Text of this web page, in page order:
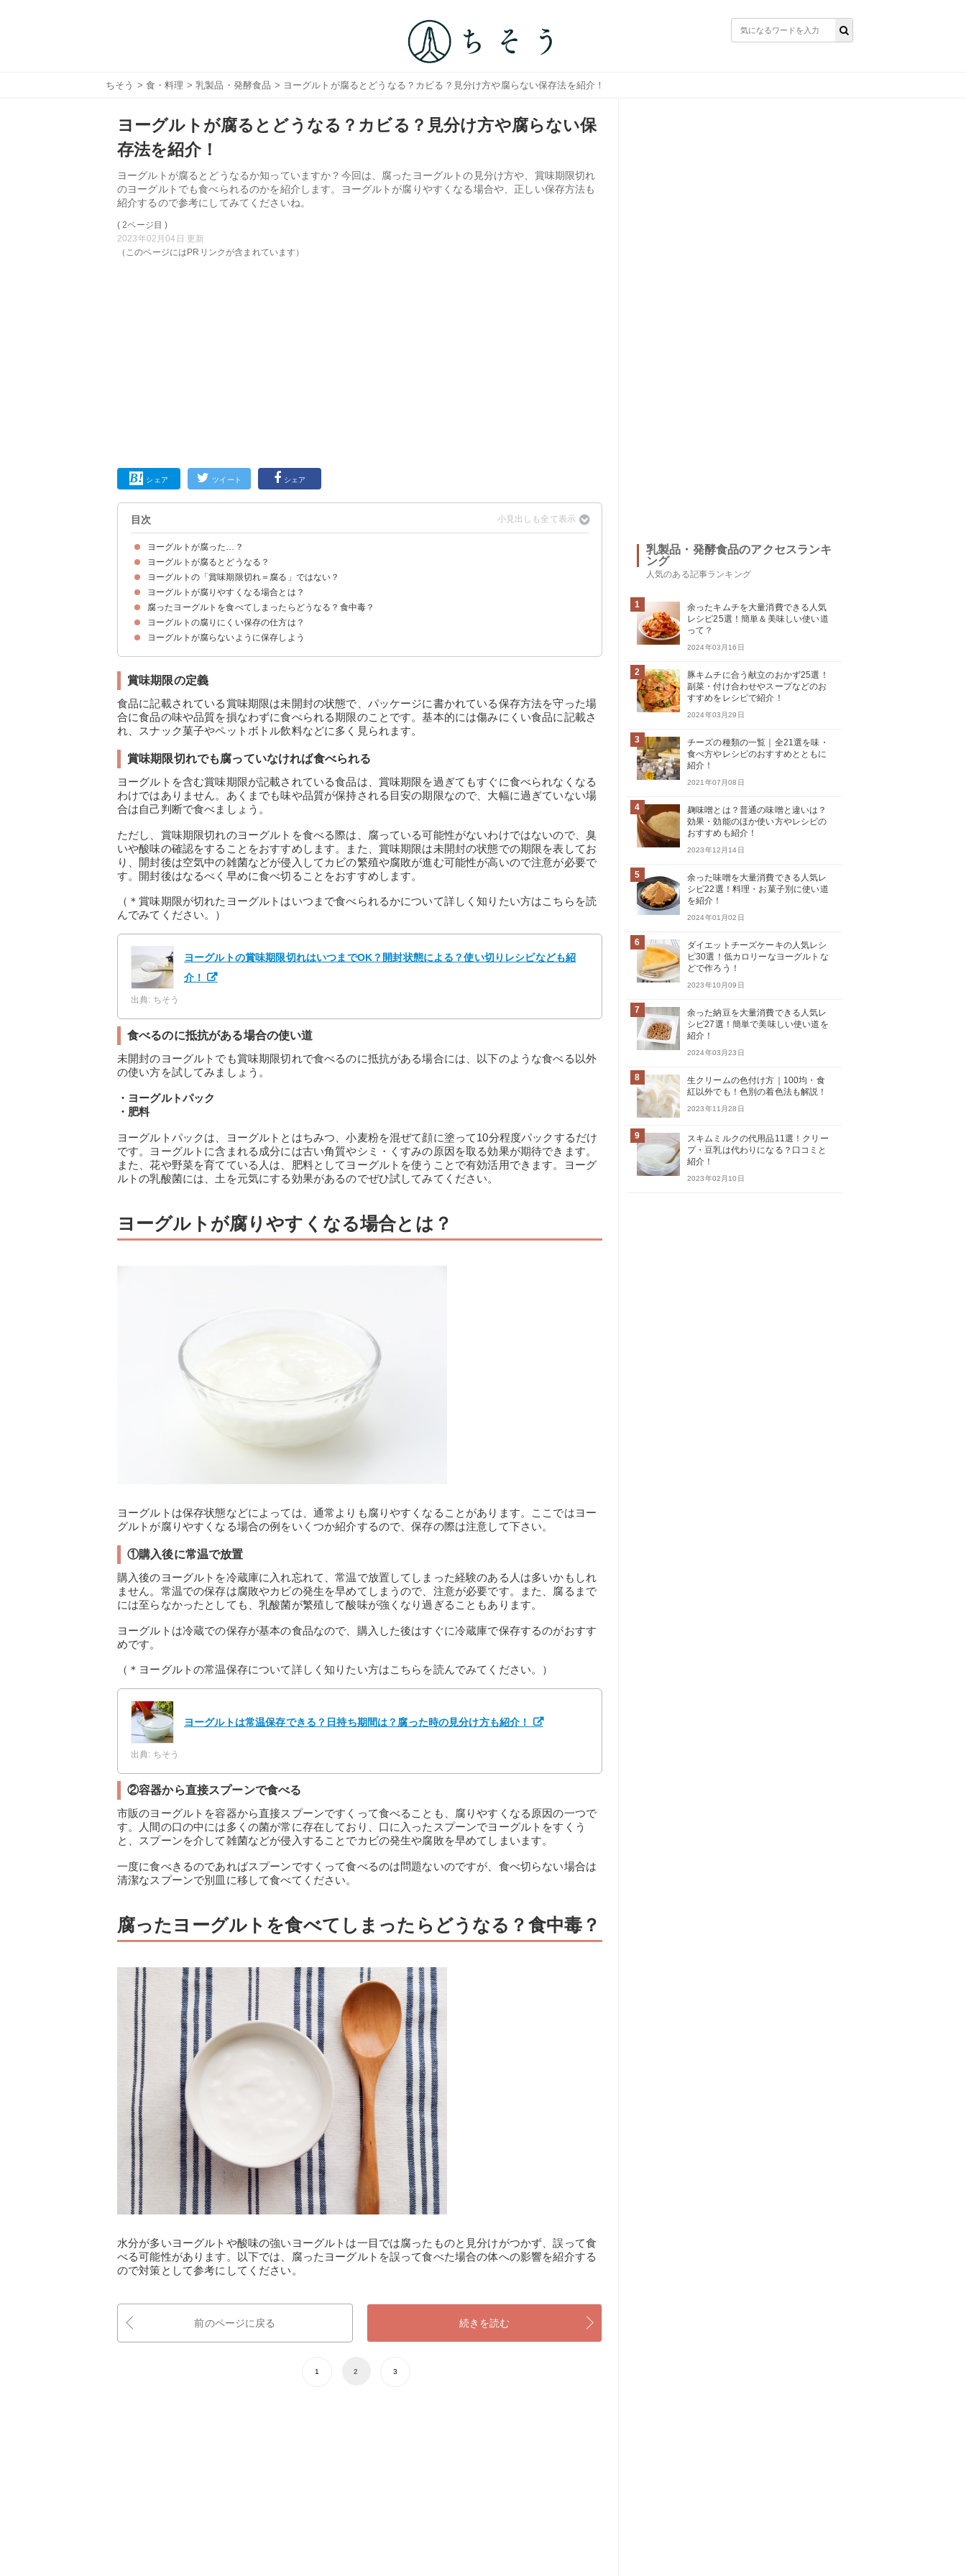
ちそう > 食・料理 >乳製品・発酵食品 > ヨーグルトが腐るとどうなる？カビる？見分け方や腐らない保存法を紹介！
ヨーグルトが腐るとどうなる？カビる？見分け方や腐らない保
存法を紹介！
ヨーグルトが腐るとどうなるか知っていますか？今回は、腐ったヨーグルトの見分け方や、賞味期限切れ
のヨーグルトでも食べられるのかを紹介します。ヨーグルトが腐りやすくなる場合や、正しい保存方法も
紹介するので参考にしてみてくださいね。
( 2ページ目 )
2023年02月04日 更新
（このページにはPRリンクが含まれています）
シェア ツイート シェア
目次
ヨーグルトが腐った…？
手作りのヨーグルトは腐りやすい
ヨーグルトが腐るとどうなる？
①カビが生え変色している
②水分が多い
③味・臭いがいつもと違う
ヨーグルトの「賞味期限切れ＝腐る」ではない？
賞味期限の定義
賞味期限切れでも腐っていなければ食べられる
食べるのに抵抗がある場合の使い道
ヨーグルトが腐りやすくなる場合とは？
①購入後に常温で放置
②容器から直接スプーンで食べる
腐ったヨーグルトを食べてしまったらどうなる？食中毒？
少量であれば基本問題はない
ヨーグルトの腐りにくい保存の仕方は？
①基本は冷蔵庫で保存する
②日持ちさせたい場合は冷凍する
ヨーグルトが腐らないように保存しよう
賞味期限の定義
食品に記載されている賞味期限は未開封の状態で、パッケージに書かれている保存方法を守った場
合に食品の味や品質を損なわずに食べられる期限のことです。基本的には傷みにくい食品に記載さ
れ、スナック菓子やペットボトル飲料などに多く見られます。
賞味期限切れでも腐っていなければ食べられる
ヨーグルトを含む賞味期限が記載されている食品は、賞味期限を過ぎてもすぐに食べられなくなる
わけではありません。あくまでも味や品質が保持される目安の期限なので、大幅に過ぎていない場
合は自己判断で食べましょう。
ただし、賞味期限切れのヨーグルトを食べる際は、腐っている可能性がないわけではないので、臭
いや酸味の確認をすることをおすすめします。また、賞味期限は未開封の状態での期限を表してお
り、開封後は空気中の雑菌などが侵入してカビの繁殖や腐敗が進む可能性が高いので注意が必要で
す。開封後はなるべく早めに食べ切ることをおすすめします。
（＊賞味期限が切れたヨーグルトはいつまで食べられるかについて詳しく知りたい方はこちらを読
んでみてください。）
ヨーグルトの賞味期限切れはいつまでOK？開封状態による？使い切りレシピなども紹
介！
出典: ちそう
食べるのに抵抗がある場合の使い道
未開封のヨーグルトでも賞味期限切れで食べるのに抵抗がある場合には、以下のような食べる以外
の使い方を試してみましょう。
・ヨーグルトパック
・肥料
ヨーグルトパックは、ヨーグルトとはちみつ、小麦粉を混ぜて顔に塗って10分程度パックするだけ
です。ヨーグルトに含まれる成分には古い角質やシミ・くすみの原因を取る効果が期待できます。
また、花や野菜を育てている人は、肥料としてヨーグルトを使うことで有効活用できます。ヨーグ
ルトの乳酸菌には、土を元気にする効果があるのでぜひ試してみてください。
ヨーグルトが腐りやすくなる場合とは？
ヨーグルトは保存状態などによっては、通常よりも腐りやすくなることがあります。ここではヨー
グルトが腐りやすくなる場合の例をいくつか紹介するので、保存の際は注意して下さい。
①購入後に常温で放置
購入後のヨーグルトを冷蔵庫に入れ忘れて、常温で放置してしまった経験のある人は多いかもしれ
ません。常温での保存は腐敗やカビの発生を早めてしまうので、注意が必要です。また、腐るまで
には至らなかったとしても、乳酸菌が繁殖して酸味が強くなり過ぎることもあります。
ヨーグルトは冷蔵での保存が基本の食品なので、購入した後はすぐに冷蔵庫で保存するのがおすす
めです。
（＊ヨーグルトの常温保存について詳しく知りたい方はこちらを読んでみてください。）
ヨーグルトは常温保存できる？日持ち期間は？腐った時の見分け方も紹介！
出典: ちそう
②容器から直接スプーンで食べる
市販のヨーグルトを容器から直接スプーンですくって食べることも、腐りやすくなる原因の一つで
す。人間の口の中には多くの菌が常に存在しており、口に入ったスプーンでヨーグルトをすくう
と、スプーンを介して雑菌などが侵入することでカビの発生や腐敗を早めてしまいます。
一度に食べきるのであればスプーンですくって食べるのは問題ないのですが、食べ切らない場合は
清潔なスプーンで別皿に移して食べてください。
腐ったヨーグルトを食べてしまったらどうなる？食中毒？
水分が多いヨーグルトや酸味の強いヨーグルトは一目では腐ったものと見分けがつかず、誤って食
べる可能性があります。以下では、腐ったヨーグルトを誤って食べた場合の体への影響を紹介する
ので対策として参考にしてください。
前のページに戻る 続きを読む
1 2 3
乳製品・発酵食品のアクセスランキ
ング
人気のある記事ランキング
1
余ったキムチを大量消費できる人気
レシピ25選！簡単＆美味しい使い道
って？
2024年03月16日
2
豚キムチに合う献立のおかず25選！
副菜・付け合わせやスープなどのお
すすめをレシピで紹介！
2024年03月29日
3
チーズの種類の一覧｜全21選を味・
食べ方やレシピのおすすめとともに
紹介！
2021年07月08日
4
麹味噌とは？普通の味噌と違いは？
効果・効能のほか使い方やレシピの
おすすめも紹介！
2023年12月14日
5
余った味噌を大量消費できる人気レ
シピ22選！料理・お菓子別に使い道
を紹介！
2024年01月02日
6
ダイエットチーズケーキの人気レシ
ピ30選！低カロリーなヨーグルトな
どで作ろう！
2023年10月09日
7
余った納豆を大量消費できる人気レ
シピ27選！簡単で美味しい使い道を
紹介！
2024年03月23日
8
生クリームの色付け方｜100均・食
紅以外でも！色別の着色法も解説！
2023年11月28日
9
スキムミルクの代用品11選！クリー
プ・豆乳は代わりになる？口コミと
紹介！
2023年02月10日